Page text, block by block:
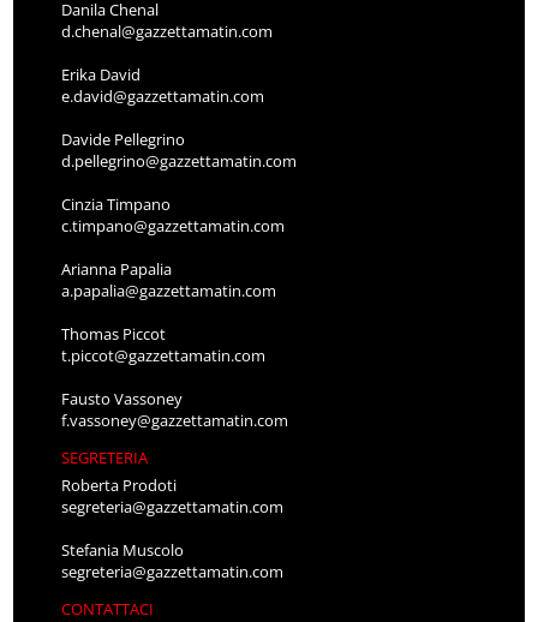
Danila Chenal
d.chenal@gazzettamatin.com
Erika David
e.david@gazzettamatin.com
Davide Pellegrino
d.pellegrino@gazzettamatin.com
Cinzia Timpano
c.timpano@gazzettamatin.com
Arianna Papalia
a.papalia@gazzettamatin.com
Thomas Piccot
t.piccot@gazzettamatin.com
Fausto Vassoney
f.vassoney@gazzettamatin.com
SEGRETERIA
Roberta Prodoti
segreteria@gazzettamatin.com
Stefania Muscolo
segreteria@gazzettamatin.com
CONTATTACI